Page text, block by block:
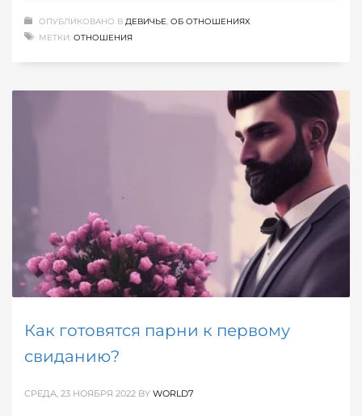
ОПУБЛИКОВАНО В ДЕВИЧЬЕ, ОБ ОТНОШЕНИЯХ
МЕТКИ: ОТНОШЕНИЯ
Как готовятся парни к первому
свиданию?
СРЕДА, 23 НОЯБРЯ 2022 BY WORLD7